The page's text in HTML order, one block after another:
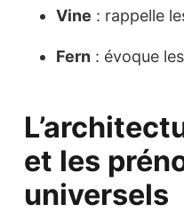
Vine : rappelle
Fern : évoque
et les
universels